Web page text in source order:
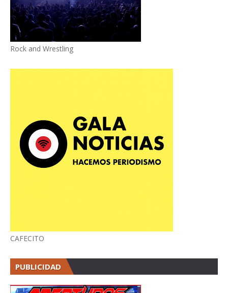
Rock and Wrestling
CAFECITO
PUBLICIDAD